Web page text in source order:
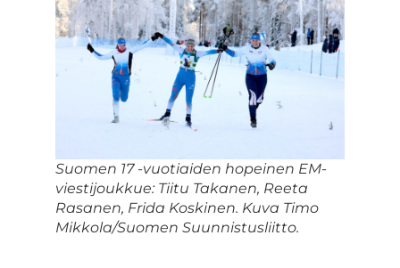
Suomen 17 -vuotiaiden hopeinen EM-
viestijoukkue: Tiitu Takanen, Reeta
Rasanen, Frida Koskinen. Kuva Timo
Mikkola/Suomen Suunnistusliitto.